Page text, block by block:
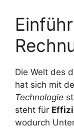
Die Welt des
hat sich mit
Technologie
steht für
wodurch